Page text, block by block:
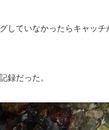
していなかったらキャッチ
録だった。